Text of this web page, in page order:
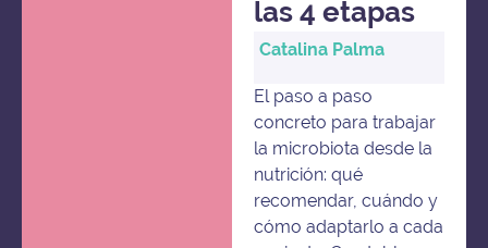
las 4 etapas
Catalina Palma
El paso a paso
concreto para trabajar
la microbiota desde la
nutrición: qué
recomendar, cuándo y
cómo adaptarlo a cada